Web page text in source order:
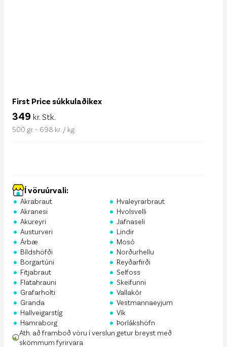
First Price súkkulaðikex
349 kr. Stk.
500 gr. - 698 kr. / kg
Í vöruúrvali:
• Akrabraut
• Akranesi
• Akureyri
• Austurveri
• Árbæ
• Bíldshöfði
• Borgartúni
• Fitjabraut
• Flatahrauni
• Grafarholti
• Granda
• Hallveigarstíg
• Hamraborg
• Hvaleyrarbraut
• Hvolsvelli
• Jafnaseli
• Lindir
• Mosó
• Norðurhellu
• Reyðarfirði
• Selfoss
• Skeifunni
• Vallakór
• Vestmannaeyjum
• Vík
• Þorlákshöfn
Ath. að framboð vöru í verslun getur breyst með
skömmum fyrirvara